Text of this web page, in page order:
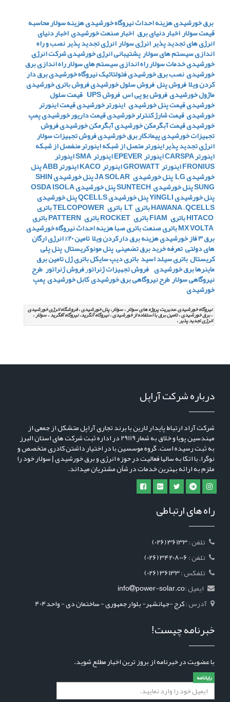
برق خورشیدیهزینه احداث نیروگاه خورشیدیهزینه سولارمحاسبه
قیمت سولاراخبار دنیای برق اخبار صنعت خورشیدیاخبار دنیای
انرژی های تجدید پذیرانرژی سولارانرژی تجدید پذیرنصب و راه
اندازی سیستم های سولارپشتیبانی انرژی خورشیدیشرکت انرژی
خورشیدیخدمات سولارراه اندازی سیستم های سولارراه اندازی برق
خورشیدینصب برق خورشیدیفتولتائیکنیروگاه خورشیدیبرق دار
کردن ویلافروش پنلفروش سلول خورشیدیفروش باتری خورشیدی
ماژول خورشیدیفروش یو پی اسفروش UPS قیمت سلول
خورشیدیقیمت پنل خورشیدی اینورتر خورشیدیقیمت اینورتر
خورشیدیقیمت شارژ کنترلر خورشیدیقیمت داریور خورشیدیپمپ
خورشیدیقیمت آبگرمکن خورشیدیآبگرمکن خورشیدیفروش
تجهیزات خورشیدیپیمانکار برق خورشیدیفروش تجهیزات سولار
انرژی تجدید پذیراینورتر متصل از شبکهاینورتر منفصل از شبکه
اینورتر CARSPA اینورتر EPEVER اینورتر SMA اینورتر
FRONIUSاینورتر GROWATT اینورتر KACO اینورتر ABB پنل
خورشیدی LG پنل خورشیدی JA SOLAR پنل خورشیدی SHIN
SUNGپنل خورشیدی SUNTECH پنل خورشیدی OSDA ISOLA
پنل خورشیدی YINGLI پنل خورشیدی QCELLS پنل خورشیدی
HAWANA – QCELLSباتری LT باتری TELCOPOWER باتری
باتری FIAM باتری ROCKET باتری PATTERN باتری
باتری صنعتباتری صباهزینه احداث نیروگاه خورشیدی
برق 3 فاز خورشیدی هزینه برق دار کردن ویلا تامین 20% انرژی ارگان
های دولتیتعرفه خرید برق تضمینیپنل مونو کریستالپنل پلی
کریستالباتری سیلد اسیدباتری دیپ سایکلباتری ژلتامین برق
ماینرها برق خورشیدی فروش تجهیزات ژنراتورفروش ژنراتور طرح
نیروگاهی سولارطرح نیروگاهی برق خورشیدیکابل خورشیدیپمپ
خورشیدی
نیروگاه خورشیدی ،مدیریت پروژه های سولار ، سولار، پنل خورشیدی ، فروشگاه انرژِی خورشیدی
، برق خورشیدی ، تامین برق با استفاده از خورشیدی ، نیروگاه آنگرید، نیروگاه آفگرید ، سولار ،
انرژی تجدید پذیر ،
درباره شرکت آراپل
شرکت آراد ارتباط پایدار لارین با برند تجاری آراپل متشکل از جمعی از
مهندسین پویا و خلاق به شمار 29119 در اداره ثبت شرکت های استان البرز
به ثبت رسیده است. گروه موسسین با در اختیار داشتن کادری متخصص و
نوگرا، با اتکا به سالها فعالیت در حوزه انرژی و برق خورشیدی | سولار خود را
ملزم به ارائه بهترین خدمات در شاًن مشتریان میداند.
راه های ارتباطی
(026) 36133
(026) 34208006
(026) 36133
ایمیل :
info power-solar.co
آدرس :کرج -جهانشهر- بلوار جمهوری - ساختمان دی - واحد404
خبرنامه چیست!
با عضویت در خبرنامه از بروز ترین اخبار مطلع شوید.
رایانامه